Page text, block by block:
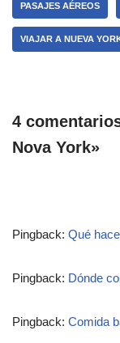
PASAJES AÉREOS
VIAJAR A NUEVA
4
Nova York»
Pingback: Qué
Pingback: Dónde
Pingback: Comida